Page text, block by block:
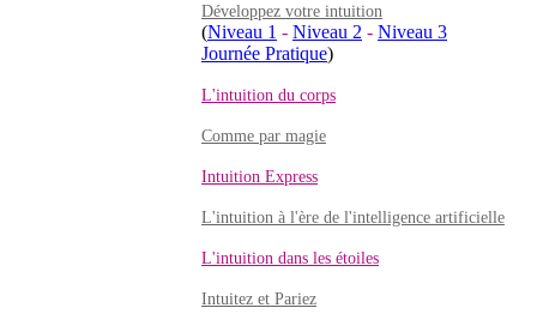
Développez votre intuition
(Niveau 1 - Niveau 2 - Niveau 3
Journée Pratique)
L'intuition du corps
Comme par magie
Intuition Express
L'intuition à l'ère de l'intelligence artificielle
L'intuition dans les étoiles
Intuitez et Pariez